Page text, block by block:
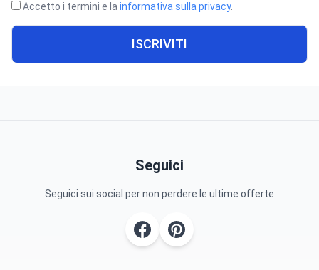
Accetto i termini e lainformativa sulla privacy.
ISCRIVITI
Seguici
Seguici sui social per non perdere le ultime offerte